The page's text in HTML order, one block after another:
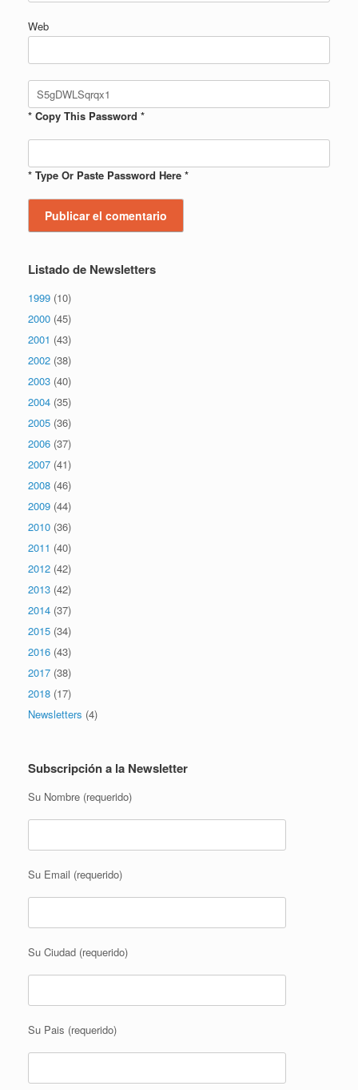
Web
* Copy This Password *
* Type Or Paste Password Here *
Listado de Newsletters
1999 (10)
2000 (45)
2001 (43)
2002 (38)
2003 (40)
2004 (35)
2005 (36)
2006 (37)
2007 (41)
2008 (46)
2009 (44)
2010 (36)
2011 (40)
2012 (42)
2013 (42)
2014 (37)
2015 (34)
2016 (43)
2017 (38)
2018 (17)
Newsletters (4)
Subscripción a la Newsletter
Su Nombre (requerido)
Su Email (requerido)
Su Ciudad (requerido)
Su Pais (requerido)